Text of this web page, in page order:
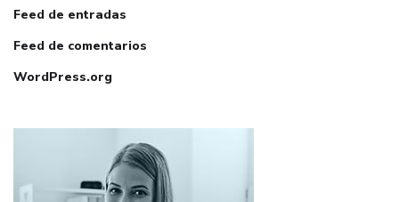
Feed de entradas
Feed de comentarios
WordPress.org